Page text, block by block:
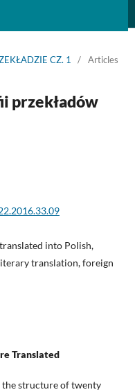
CZ. 1
/ Articles
przekładów
into Polish,
translation, foreign
Translated
the structure of twenty